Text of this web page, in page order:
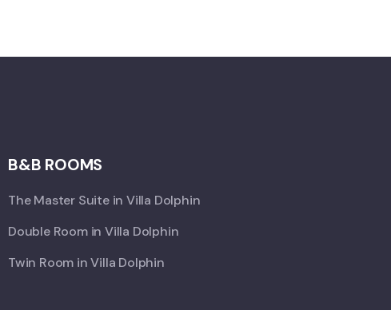
B&B ROOMS
The Master Suite in Villa Dolphin
Double Room in Villa Dolphin
Twin Room in Villa Dolphin